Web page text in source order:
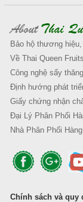
AboutThai
Bảo hộ thương
Về Thai Queen Fruits
Công nghệ sấy
Định hướng phát
Giấy chứng nhận
Đại Lý Phân Phối
Nhà Phân Phối
Chính sách và quy